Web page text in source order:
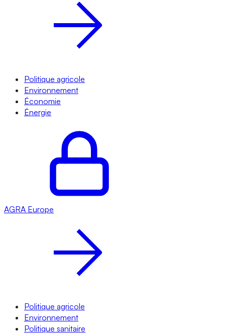
Politique agricole
Environnement
Économie
Énergie
AGRA Europe
Politique agricole
Environnement
Politique sanitaire